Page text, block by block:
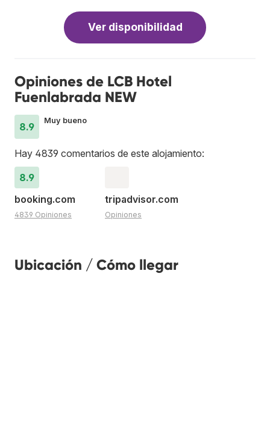
Ver disponibilidad
Opiniones de LCB Hotel
Fuenlabrada NEW
8.9
Muy bueno
Hay 4839 comentarios de este alojamiento:
8.9
booking.com
4839 Opiniones
tripadvisor.com
Opiniones
Ubicación / Cómo llegar